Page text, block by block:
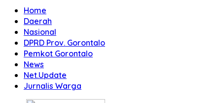
Home
Daerah
Nasional
DPRD Prov. Gorontalo
Pemkot Gorontalo
News
Net.Update
Jurnalis Warga